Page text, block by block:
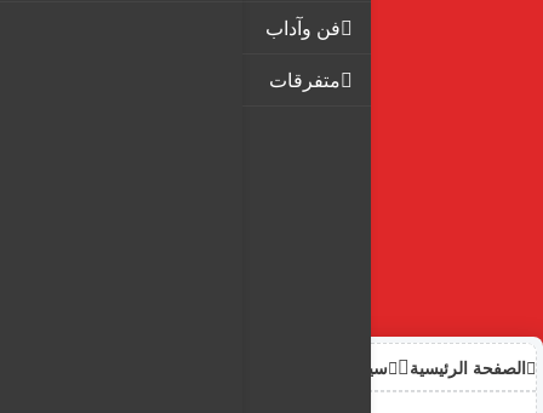
فن وآداب
متفرقات
الصفحة الرئيسية سياحة وهجرة